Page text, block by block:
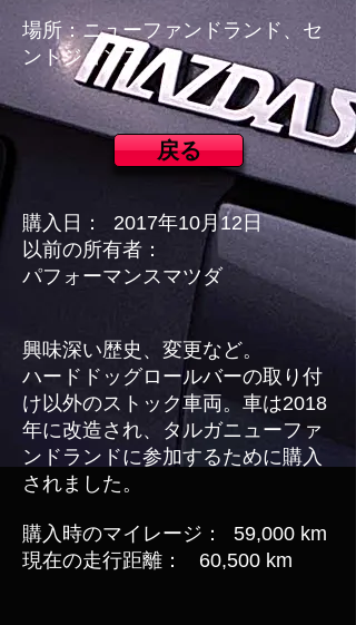
場所：ニューファンドランド、セ
ントジョンズ
戻る
購入日：
2017年10月12日
以前の所有者：
パフォーマンスマツダ
興味深い歴史、変更など。
ハードドッグロールバーの取り付
け以外のストック車両。車は2018
年に改造され、タルガニューファ
ンドランドに参加するために購入
されました。
購入時のマイレージ：
59,000 km
現在の走行距離：
60,500 km